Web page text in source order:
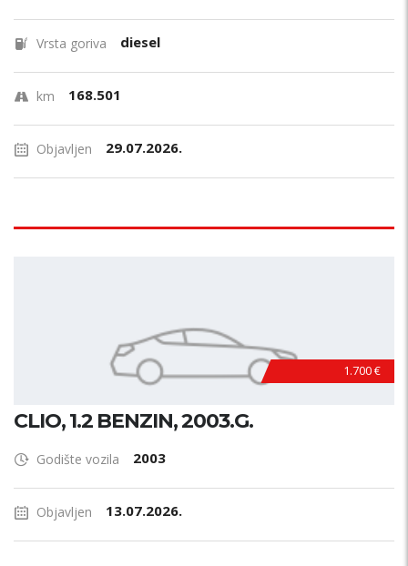
Vrsta goriva diesel
km 168.501
Objavljen 29.07.2026.
1.700 €
CLIO, 1.2 BENZIN, 2003.G.
Godište vozila 2003
Objavljen 13.07.2026.